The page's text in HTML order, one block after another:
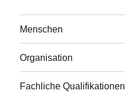
Menschen
Organisation
Fachliche Qualifikationen